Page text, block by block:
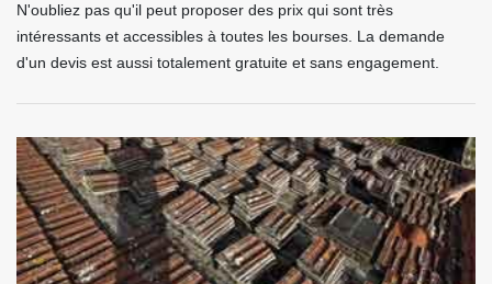
N'oubliez pas qu'il peut proposer des prix qui sont très
intéressants et accessibles à toutes les bourses. La demande
d'un devis est aussi totalement gratuite et sans engagement.